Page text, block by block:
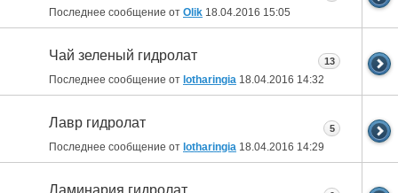
Последнее сообщение от Olik 18.04.2016 15:05
Чай зеленый гидролат
Последнее сообщение от lotharingia 18.04.2016 14:32
13
Лавр гидролат
Последнее сообщение от lotharingia 18.04.2016 14:29
5
Ламинария гидролат